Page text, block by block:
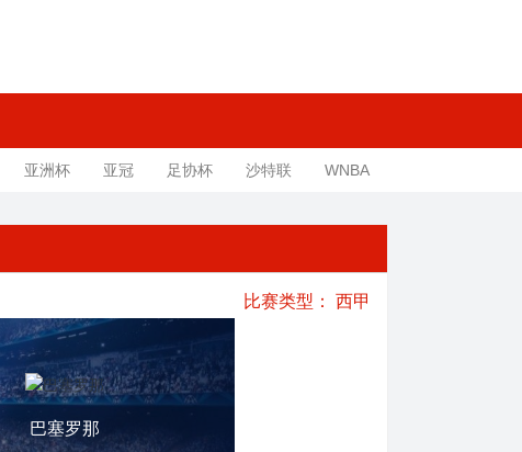
亚洲杯 亚冠 足协杯 沙特联 WNBA
比赛类型： 西甲
巴塞罗那